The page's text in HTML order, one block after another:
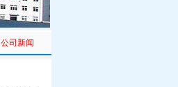
公司新闻